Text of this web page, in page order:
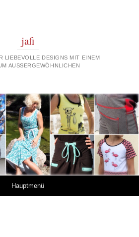
jafi
LIEBEVOLLE DESIGNS MIT EINEM
AUSSERGEWÖHNLICHEN
Hauptmenü